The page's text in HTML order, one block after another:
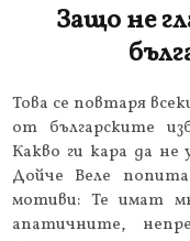
Защо не
Това се повтаря
от българските
Какво ги кара да не
Дойче Веле
мотиви: Те имат
апатичните,